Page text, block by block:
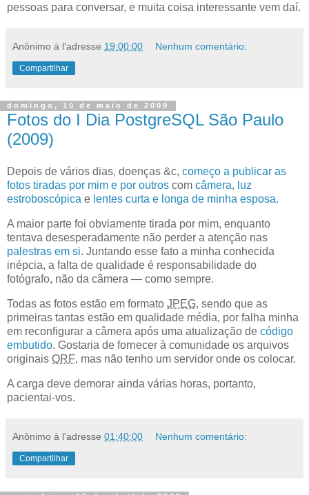
pessoas para conversar, e muita coisa interessante vem daí.
Anônimo à l'adresse 19:00:00 Nenhum comentário:
Compartilhar
domingo, 10 de maio de 2009
Fotos do I Dia PostgreSQL São Paulo
(2009)
Depois de vários dias, doenças &c, começo a publicar as
fotos tiradas por mim e por outros com câmera, luz
estroboscópica e lentes curta e longa de minha esposa.
A maior parte foi obviamente tirada por mim, enquanto
tentava desesperadamente não perder a atenção nas
palestras em si. Juntando esse fato a minha conhecida
inépcia, a falta de qualidade é responsabilidade do
fotógrafo, não da câmera — como sempre.
Todas as fotos estão em formato JPEG, sendo que as
primeiras tantas estão em qualidade média, por falha minha
em reconfigurar a câmera após uma atualização de código
embutido. Gostaria de fornecer à comunidade os arquivos
originais ORF, mas não tenho um servidor onde os colocar.
A carga deve demorar ainda várias horas, portanto,
pacientai-vos.
Anônimo à l'adresse 01:40:00 Nenhum comentário:
Compartilhar